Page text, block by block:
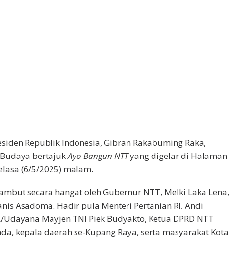
Republik Indonesia, Gibran Rakabuming Raka,
bertajukAyo Bangun NTTyang digelar di Halaman
(6/5/2025) malam.
secara hangat oleh Gubernur NTT, Melki Laka Lena,
Asadoma. Hadir pula Menteri Pertanian RI, Andi
Mayjen TNI Piek Budyakto, Ketua DPRD NTT
kepala daerah se-Kupang Raya, serta masyarakat Kota